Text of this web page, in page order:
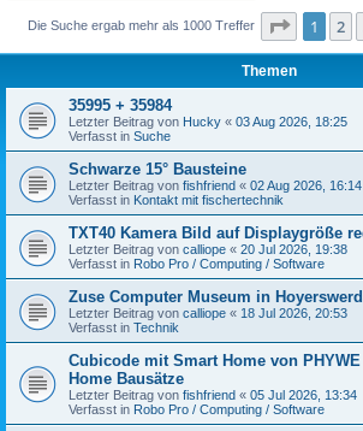
Die Suche ergab mehr als 1000 Treffer Seite 1
1 2
Themen
35995 + 35984
Letzter Beitrag von Hucky « 03 Aug 2026, 18:25
Verfasst in Suche
Schwarze 15° Bausteine
Letzter Beitrag von fishfriend « 02 Aug 2026, 16:14
Verfasst in Kontakt mit fischertechnik
TXT40 Kamera Bild auf Displaygröße
Letzter Beitrag von calliope « 20 Jul 2026, 19:38
Verfasst in Robo Pro / Computing / Software
Zuse Computer Museum in
Letzter Beitrag von calliope « 18 Jul 2026, 20:53
Verfasst in Technik
Cubicode mit Smart Home von
Home Bausätze
Letzter Beitrag von fishfriend « 05 Jul 2026, 13:34
Verfasst in Robo Pro / Computing / Software